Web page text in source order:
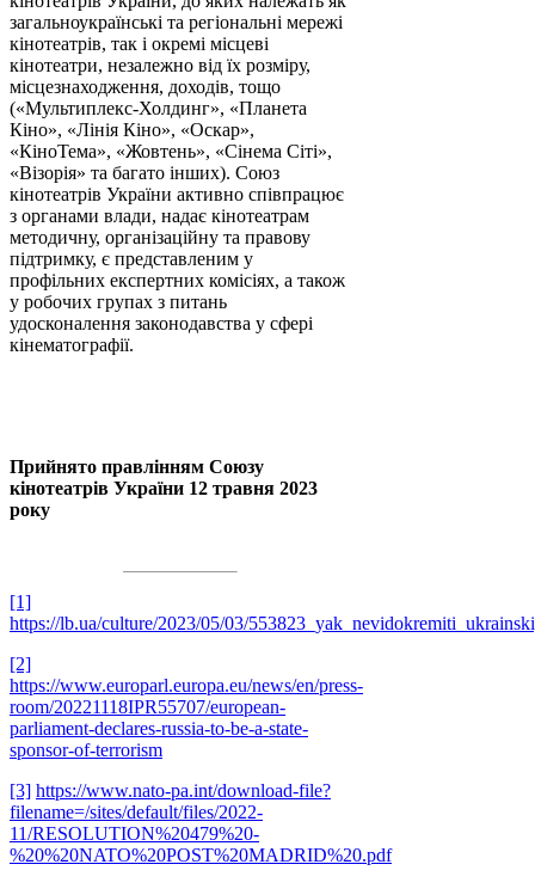
загальноукраїнські та регіональні мережі
кінотеатрів, так і окремі місцеві
кінотеатри, незалежно від їх розміру,
місцезнаходження, доходів, тощо
(«Мультиплекс-Холдинг», «Планета
Кіно», «Лінія Кіно», «Оскар»,
«КіноТема», «Жовтень», «Сінема Сіті»,
«Візорія» та багато інших). Союз
кінотеатрів України активно співпрацює
з органами влади, надає кінотеатрам
методичну, організаційну та правову
підтримку, є представленим у
профільних експертних комісіях, а також
у робочих групах з питань
удосконалення законодавства у сфері
кінематографії.
Прийнято правлінням Союзу
кінотеатрів України 12 травня 2023
року
[1]
https://lb.ua/culture/2023/05/03/
[2]
https://www.europarl.europa.eu/news/en/press-
room/20221118IPR55707/european-
parliament-declares-russia-to-be-a-state-
sponsor-of-terrorism
[3] https://www.nato-pa.int/download-file?
filename=/sites/default/files/2022-
11/RESOLUTION%20479%20-
%20%20NATO%20POST%20MADRID%20.pdf